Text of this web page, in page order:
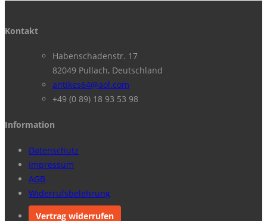
Kontakt
Habenschadenstr. 17
82049 Pullach, Deutschland
antikes64@aol.com
+49 (0 89) 18 93 53 98
Information
Datenschutz
Impressum
AGB
Widerrufsbelehrung
Vertrag widerrufen